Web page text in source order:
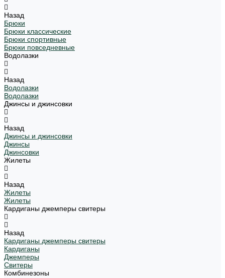
Назад
Брюки
Брюки классические
Брюки спортивные
Брюки повседневные
Водолазки
Назад
Водолазки
Водолазки
Джинсы и джинсовки
Назад
Джинсы и джинсовки
Джинсы
Джинсовки
Жилеты
Назад
Жилеты
Жилеты
Кардиганы джемперы свитеры
Назад
Кардиганы джемперы свитеры
Кардиганы
Джемперы
Свитеры
Комбинезоны